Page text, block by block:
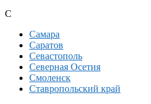
С
Самара
Саратов
Севастополь
Северная Осетия
Смоленск
Ставропольский край